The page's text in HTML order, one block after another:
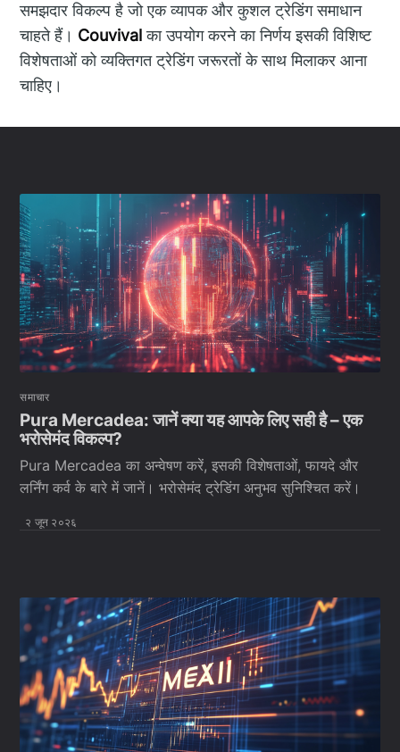
समझदार विकल्प है जो एक व्यापक और कुशल ट्रेडिंग समाधान
चाहते हैं। Couvivalका उपयोग करने का निर्णय इसकी विशिष्ट
विशेषताओं को व्यक्तिगत ट्रेडिंग जरूरतों के साथ मिलाकर आना
चाहिए।
समाचार
Pura Mercadea: जानें क्या यह आपके लिए सही है – एक
भरोसेमंद विकल्प?
Pura Mercadea का अन्वेषण करें, इसकी विशेषताओं, फायदे और
लर्निंग कर्व के बारे में जानें। भरोसेमंद ट्रेडिंग अनुभव सुनिश्चित करें।
२ जून २०२६